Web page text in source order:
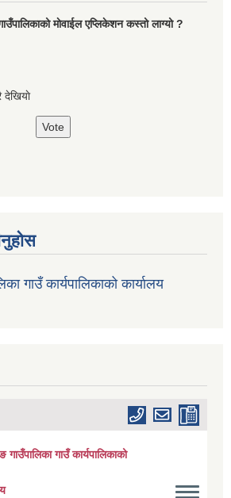
माेवाईल एप्लिकेशन कस्तो लाग्यो ?
देखियाे
गाउँ कार्यपालिकाको कार्यालय